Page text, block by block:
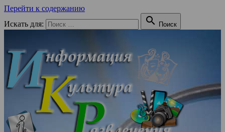
Перейти к содержанию
Искать для:
 Поиск